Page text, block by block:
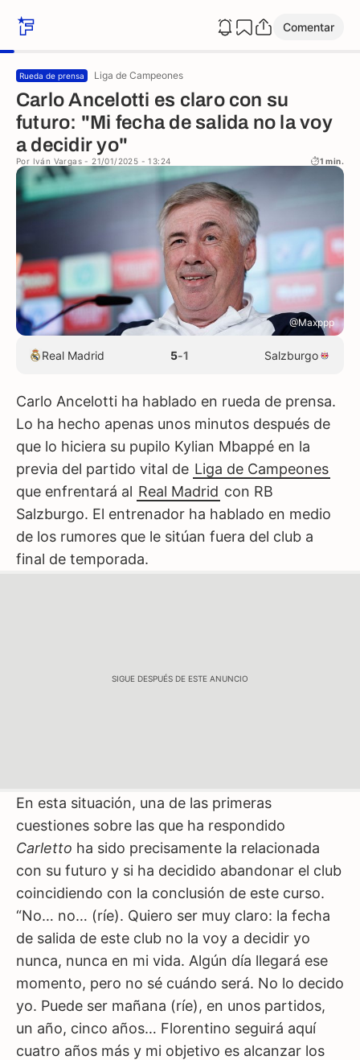
Comentar
Rueda de prensa Liga de Campeones
Carlo Ancelotti es claro con su
futuro: "Mi fecha de salida no la voy
a decidir yo"
Por Iván Vargas - 21/01/2025 - 13:24 1 min.
@Maxppp
Real Madrid 5-1 Salzburgo
Carlo Ancelotti ha hablado en rueda de prensa.
Lo ha hecho apenas unos minutos después de
que lo hiciera su pupilo Kylian Mbappé en la
previa del partido vital de Liga de Campeones
que enfrentará al Real Madrid con RB
Salzburgo. El entrenador ha hablado en medio
de los rumores que le sitúan fuera del club a
final de temporada.
SIGUE DESPUÉS DE ESTE ANUNCIO
En esta situación, una de las primeras
cuestiones sobre las que ha respondido
Carletto ha sido precisamente la relacionada
con su futuro y si ha decidido abandonar el club
coincidiendo con la conclusión de este curso.
“No… no… (ríe). Quiero ser muy claro: la fecha
de salida de este club no la voy a decidir yo
nunca, nunca en mi vida. Algún día llegará ese
momento, pero no sé cuándo será. No lo decido
yo. Puede ser mañana (ríe), en unos partidos,
un año, cinco años… Florentino seguirá aquí
cuatro años más y mi objetivo es alcanzar los